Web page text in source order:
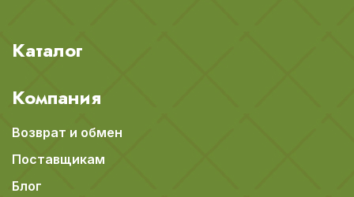
Каталог
Компания
Возврат и обмен
Поставщикам
Блог